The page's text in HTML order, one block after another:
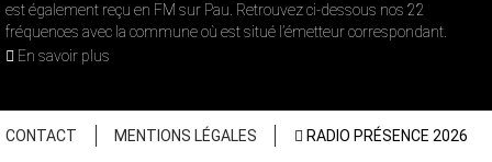
est également reçu en FM sur Pau. Retrouvez ci-dessous nos 22
fréquences avec la commune où est situé l’émetteur correspondant.
En savoir plus
CONTACT MENTIONS LÉGALES RADIO PRÉSENCE 2026